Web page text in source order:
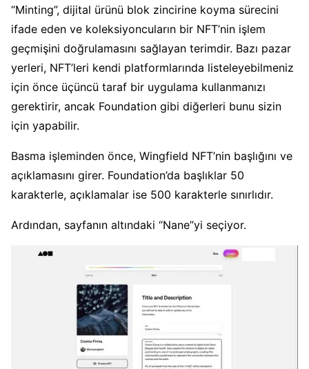
“Minting”, dijital ürünü blok zincirine koyma sürecini
ifade eden ve koleksiyoncuların bir NFT’nin işlem
geçmişini doğrulamasını sağlayan terimdir. Bazı pazar
yerleri, NFT’leri kendi platformlarında listeleyebilmeniz
için önce üçüncü taraf bir uygulama kullanmanızı
gerektirir, ancak Foundation gibi diğerleri bunu sizin
için yapabilir.
Basma işleminden önce, Wingfield NFT’nin başlığını ve
açıklamasını girer. Foundation’da başlıklar 50
karakterle, açıklamalar ise 500 karakterle sınırlıdır.
Ardından, sayfanın altındaki “Nane”yi seçiyor.